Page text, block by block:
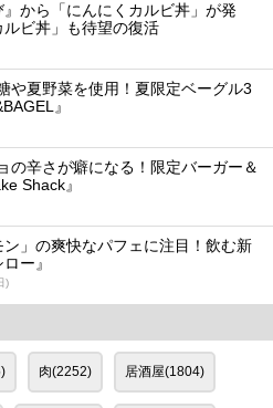
』から「にんにくカルビ丼」が発
ビ丼」も待望の復活
や夏野菜を使用！夏限定ベーグル3
』
の辛さが癖になる！限定バーガー＆
Shack』
」の爽快なパフェに注目！飲む新
ー』
)
肉(2252) 居酒屋(1804)